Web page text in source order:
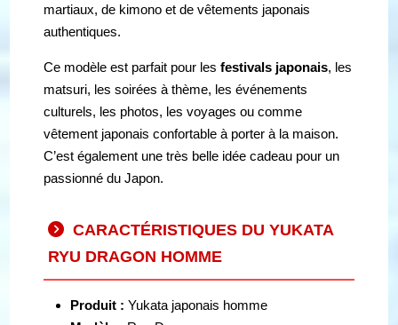
martiaux, de kimono et de vêtements japonais
authentiques.
Ce modèle est parfait pour lesfestivals japonais, les
matsuri, les soirées à thème, les événements
culturels, les photos, les voyages ou comme
vêtement japonais confortable à porter à la maison.
C’est également une très belle idée cadeau pour un
passionné du Japon.
CARACTÉRISTIQUES DU YUKATA
RYU DRAGON HOMME
Produit : Yukata japonais homme